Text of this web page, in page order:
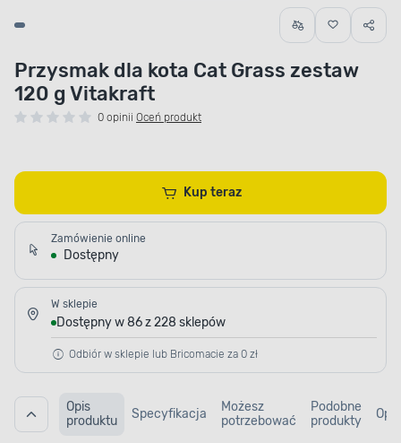
Przysmak dla kota Cat Grass zestaw
120 g Vitakraft
0 opinii Oceń produkt
Kup teraz
Zamówienie online
Dostępny
W sklepie
Dostępny w 86 z 228 sklepów
Odbiór w sklepie lub Bricomacie za 0 zł
Opis
produktu
Specyfikacja
Możesz
potrzebować
Podobne
produkty